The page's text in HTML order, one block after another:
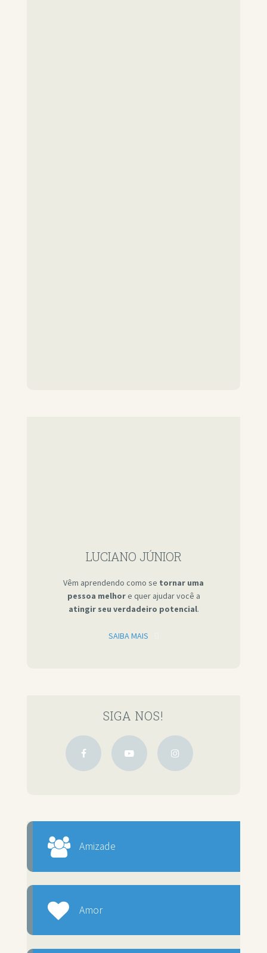
LUCIANO JÚNIOR
Vêm aprendendo como se tornar uma
pessoa melhore quer ajudar você a
atingir seu verdadeiro potencial.
SAIBA MAIS
SIGA NOS!
Amizade
Amor